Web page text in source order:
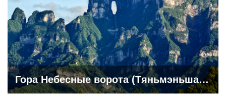
Гора Небесные ворота (Тяньмэньшань)